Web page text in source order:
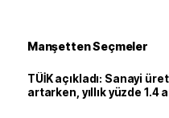
Manşetten Seçmeler
TÜİK açıkladı: Sanayi
artarken, yıllık yüzde 1.4